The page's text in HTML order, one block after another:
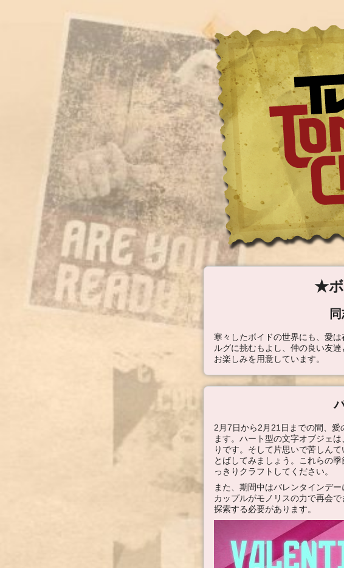
★ボ
寒々したボイドの世界にも、愛
ルグに挑むもよし、仲の良い友
お楽しみを用意しています。
2月7日から2月21日までの間、
ます。ハート型の文字オブジェ
りです。そして片思いで苦しん
とばしてみましょう。これらの
っきりクラフトしてください。
また、期間中はバレンタインデ
カップルがモノリスの力で再会
探索する必要があります。